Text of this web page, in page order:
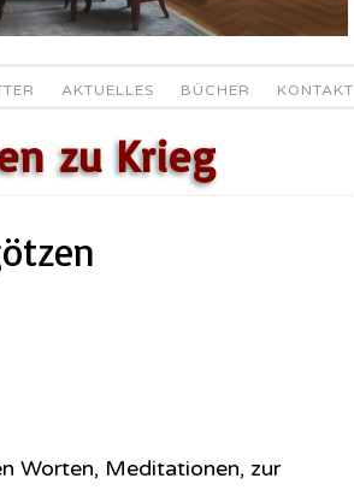
AKTUELLES BÜCHER KONTAKT
zu Krieg
Worten, Meditationen, zur